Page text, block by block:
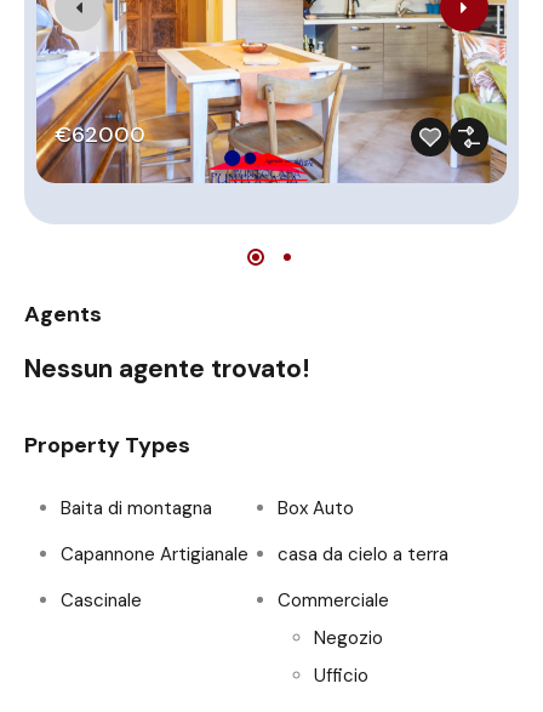
€62000
Agents
Nessun agente trovato!
Property Types
Baita di montagna
Box Auto
Capannone Artigianale
casa da cielo a terra
Cascinale
Commerciale
Negozio
Ufficio